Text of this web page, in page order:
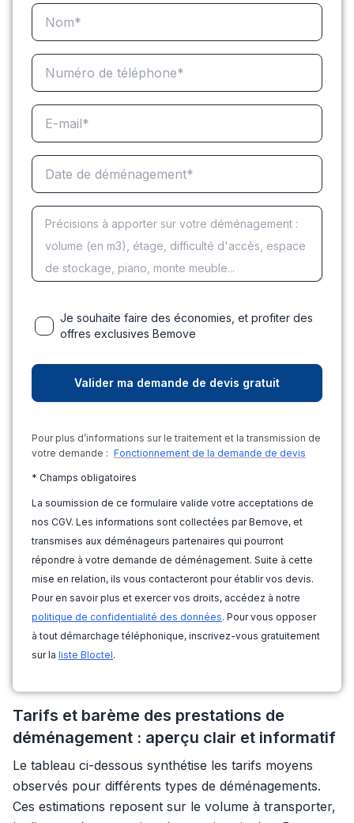
Je souhaite faire des économies, et profiter des
offres exclusives Bemove
Pour plus d’informations sur le traitement et la transmission de
votre demande : Fonctionnement de la demande de devis
* Champs obligatoires
La soumission de ce formulaire valide votre acceptations de
nos CGV. Les informations sont collectées par Bemove, et
transmises aux déménageurs partenaires qui pourront
répondre à votre demande de déménagement. Suite à cette
mise en relation, ils vous contacteront pour établir vos devis.
Pour en savoir plus et exercer vos droits, accédez à notre
politique de confidentialité des données. Pour vous opposer
à tout démarchage téléphonique, inscrivez-vous gratuitement
sur la liste Bloctel.
Tarifs et barème des prestations de
déménagement : aperçu clair et informatif
Le tableau ci-dessous synthétise les tarifs moyens
observés pour différents types de déménagements.
Ces estimations reposent sur le volume à transporter,